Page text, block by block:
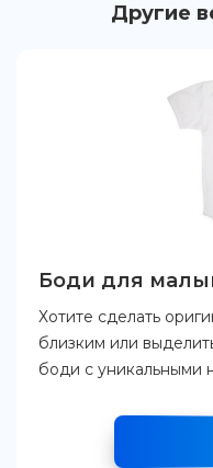
Другие
Боди для
Хотите сделать
близким или
боди с уникальными